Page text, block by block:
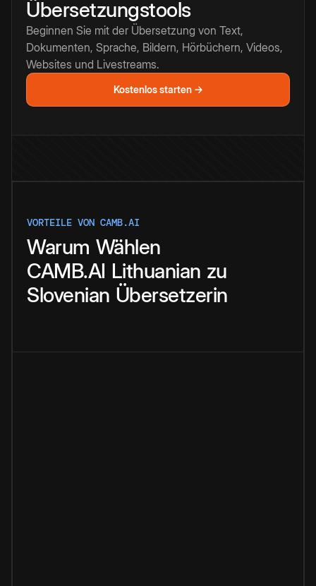
Übersetzungstools
Beginnen Sie mit der Übersetzung von Text,
Dokumenten, Sprache, Bildern, Hörbüchern, Videos,
Websites und Livestreams.
Kostenlos starten →
VORTEILE VON CAMB.AI
Warum Wählen
CAMB.AI Lithuanian zu
Slovenian Übersetzerin